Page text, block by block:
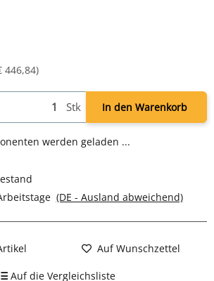
446,84)
Stk In den Warenkorb
werden geladen ...
(DE - Ausland abweichend)
Auf Wunschzettel
Auf die Vergleichsliste